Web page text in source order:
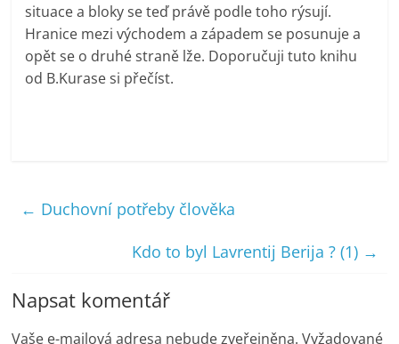
situace a bloky se teď právě podle toho rýsují.
Hranice mezi východem a západem se posunuje a
opět se o druhé straně lže. Doporučuji tuto knihu
od B.Kurase si přečíst.
← Duchovní potřeby člověka
Kdo to byl Lavrentij Berija ? (1) →
Napsat komentář
Vaše e-mailová adresa nebude zveřejněna. Vyžadované